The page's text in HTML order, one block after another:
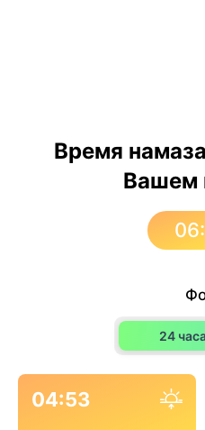
Время
Вашем
24
04:53